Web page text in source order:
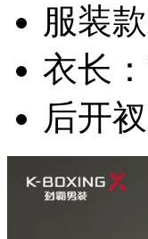
服装
衣长
后开